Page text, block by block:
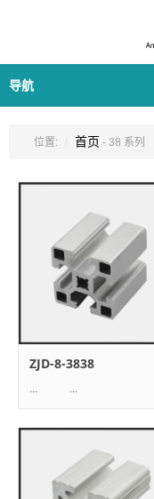
导航
位置: 首页 - 38 系列
ZJD-8-3838
... ...